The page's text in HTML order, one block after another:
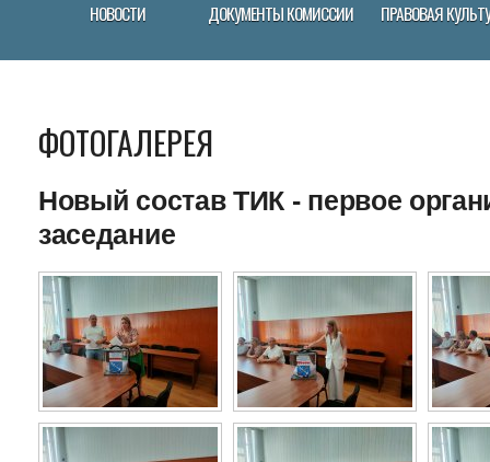
НОВОСТИ ДОКУМЕНТЫ КОМИCСИИ ПРАВОВАЯ
ФОТОГАЛЕРЕЯ
Новый состав ТИК - первое
заседание